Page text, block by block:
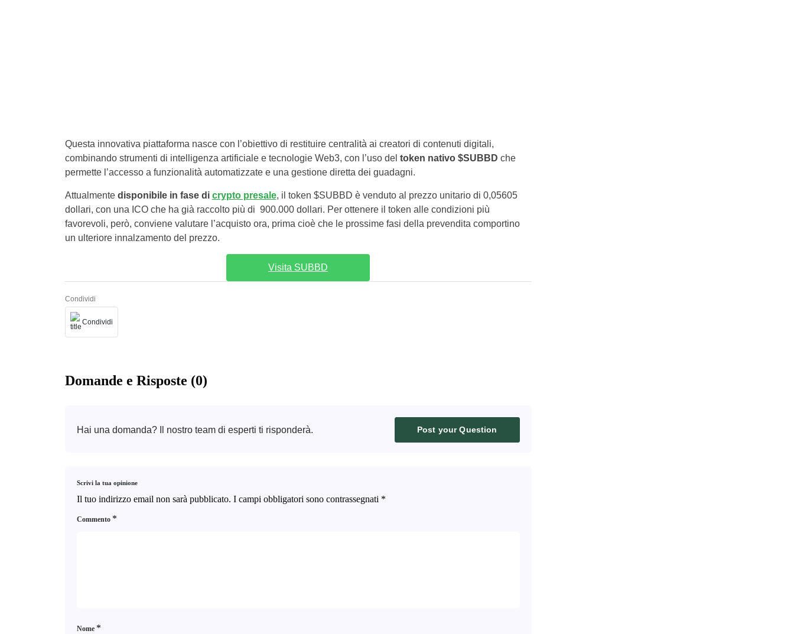
Questa innovativa piattaforma nasce con l’obiettivo di restituire centralità ai creatori di contenuti digitali,
combinando strumenti di intelligenza artificiale e tecnologie Web3, con l’uso del token nativo $SUBBD che
permette l’accesso a funzionalità automatizzate e una gestione diretta dei guadagni.
Attualmente disponibile in fase di crypto presale, il token $SUBBD è venduto al prezzo unitario di 0,05605
dollari, con una ICO che ha già raccolto più di 900.000 dollari. Per ottenere il token alle condizioni più
favorevoli, però, conviene valutare l’acquisto ora, prima cioè che le prossime fasi della prevendita comportino
un ulteriore innalzamento del prezzo.
Visita SUBBD
Condividi
Condividi
Domande e Risposte (0)
Hai una domanda? Il nostro team di esperti ti risponderà. Post your Question
Scrivi la tua opinione
Il tuo indirizzo email non sarà pubblicato. I campi obbligatori sono contrassegnati *
Commento *
Nome *